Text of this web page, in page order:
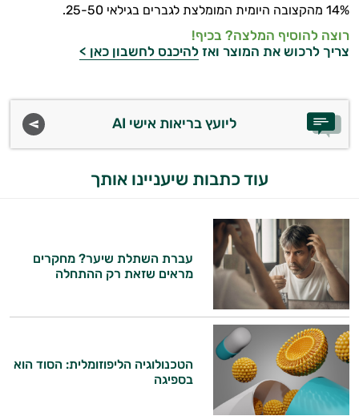
ויטמין K
זעפרן
14% מהקצובה היומית המומלצת לגברים בגילאי 25-50.
רוצה להוסיף המלצה? בכיף!
צריך לרכוש את המוצר ואז להיכנס לחשבון כאן >
ליועץ בריאות אישי AI
עוד כתבות שיעניינו אותך
עברת השתלת שיער? מחקרים
מראים שזאת רק ההתחלה
הטכנולוגיה הליפוזומלית: הסוד הוא
בספיגה